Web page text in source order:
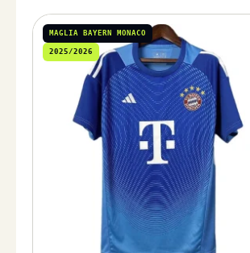
MAGLIA BAYERN MONACO
2025/2026